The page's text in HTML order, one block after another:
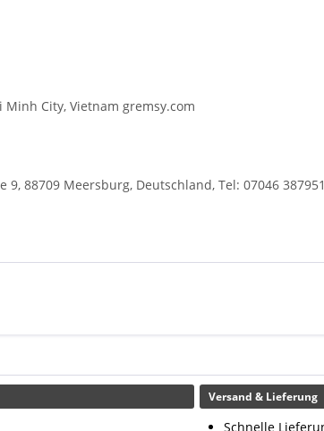
Minh City, Vietnam gremsy.com
88709 Meersburg, Deutschland, Tel: 07046
Versand & Lieferung
Schnelle